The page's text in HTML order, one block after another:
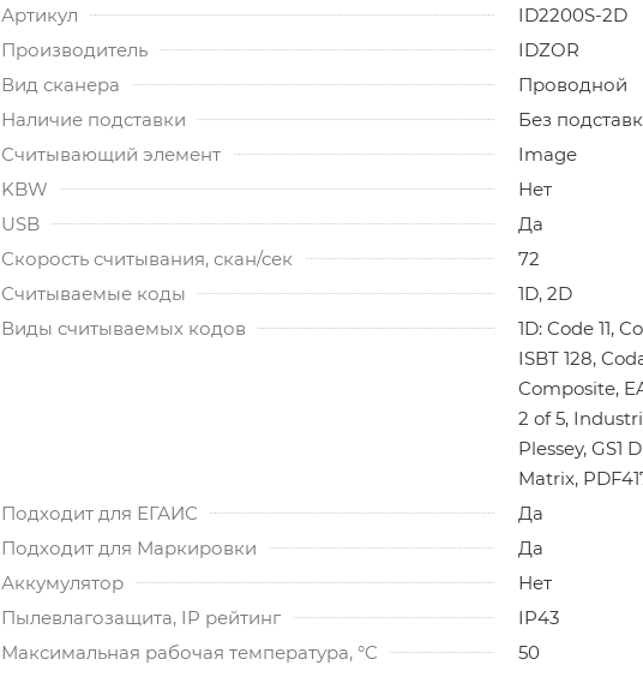
Артикул
ID2200S-2D
Производитель
IDZOR
Вид сканера
Проводной
Наличие подставки
Без
Считывающий элемент
Image
KBW
Нет
USB
Да
Скорость считывания, скан/сек
72
Считываемые коды
1D, 2D
Виды считываемых кодов
1D: Code 11,
ISBT 128,
Composite,
2 of 5,
Plessey, GS1
Matrix,
Подходит для ЕГАИС
Да
Подходит для Маркировки
Да
Аккумулятор
Нет
Пылевлагозащита, IP рейтинг
IP43
Максимальная рабочая температура, °C
50